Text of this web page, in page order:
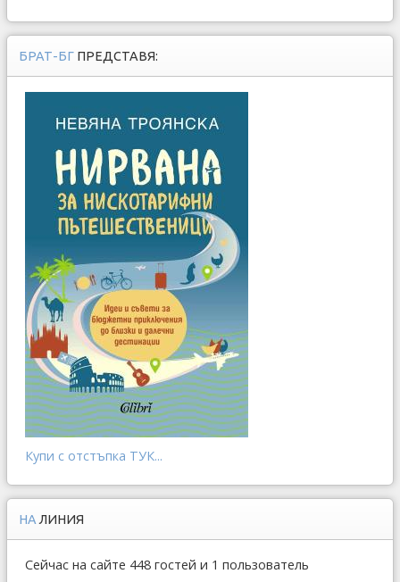
БРАТ-БГ ПРЕДСТАВЯ:
Купи с отстъпка ТУК...
НА ЛИНИЯ
Сейчас на сайте 448 гостей и 1 пользователь